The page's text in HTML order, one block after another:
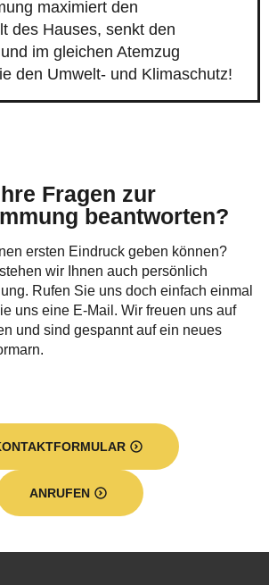
maximiert den
des Hauses, senkt den
im gleichen Atemzug
den Umwelt- und Klimaschutz!
Fragen zur
beantworten?
ersten Eindruck geben können?
wir Ihnen auch persönlich
Rufen Sie uns doch einfach einmal
uns eine E-Mail. Wir freuen uns auf
und sind gespannt auf ein neues
ANRUFEN